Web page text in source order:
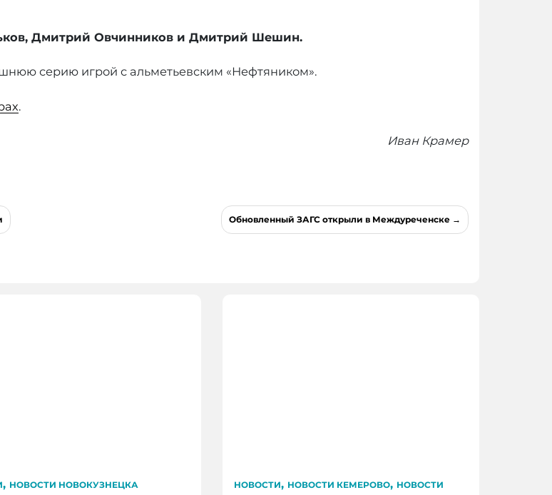
Дмитрий Овчинников и Дмитрий Шешин.
серию игрой с альметьевским «Нефтяником».
.
Иван Крамер
Обновленный ЗАГС открыли в Междуреченске
, НОВОСТИ НОВОКУЗНЕЦКА НОВОСТИ, НОВОСТИ КЕМЕРОВО, НОВОСТИ